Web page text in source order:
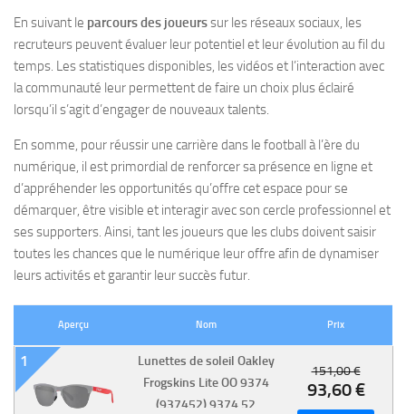
En suivant le parcours des joueurssur les réseaux sociaux, les
recruteurs peuvent évaluer leur potentiel et leur évolution au fil du
temps. Les statistiques disponibles, les vidéos et l’interaction avec
la communauté leur permettent de faire un choix plus éclairé
lorsqu’il s’agit d’engager de nouveaux talents.
En somme, pour réussir une carrière dans le football à l’ère du
numérique, il est primordial de renforcer sa présence en ligne et
d’appréhender les opportunités qu’offre cet espace pour se
démarquer, être visible et interagir avec son cercle professionnel et
ses supporters. Ainsi, tant les joueurs que les clubs doivent saisir
toutes les chances que le numérique leur offre afin de dynamiser
leurs activités et garantir leur succès futur.
Aperçu Nom Prix
1
Lunettes de soleil Oakley
Frogskins Lite OO 9374
(937452) 9374 52
151,00 €
93,60 €